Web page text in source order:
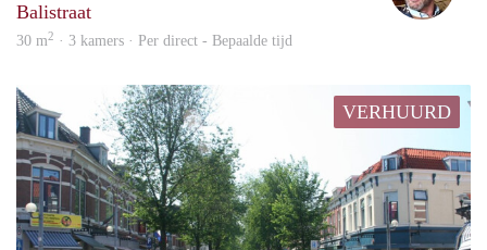
Balistraat
30 m2 · 3 kamers · Per direct - Bepaalde tijd
VERHUURD